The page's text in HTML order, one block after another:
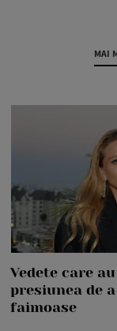
MAI
Vedete care
presiunea de
faimoase